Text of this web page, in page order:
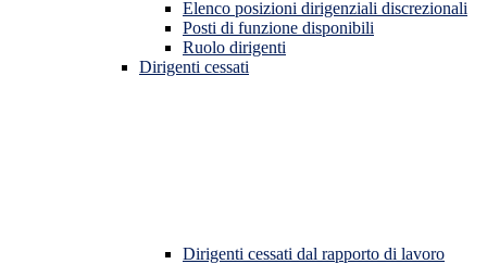
Elenco posizioni dirigenziali discrezionali
Posti di funzione disponibili
Ruolo dirigenti
Dirigenti cessati
Dirigenti cessati dal rapporto di lavoro